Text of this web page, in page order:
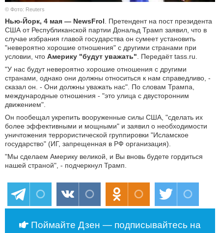
АВТО И МОТО
ЭГОИЗМ
БЛОГ
© Фото: Reuters
Нью-Йорк, 4 мая — NewsFrol. Претендент на пост президента
США от Республиканской партии Дональд Трамп заявил, что в
случае избрания главой государства он сумеет установить
"невероятно хорошие отношения" с другими странами при
условии, что Америку "будут уважать". Передаёт tass.ru.
"У нас будут невероятно хорошие отношения с другими
странами, однако они должны относиться к нам справедливо, -
сказал он. - Они должны уважать нас". По словам Трампа,
международные отношения - "это улица с двусторонним
движением".
Он пообещал укрепить вооруженные силы США, "сделать их
более эффективными и мощными" и заявил о необходимости
уничтожения террористической группировки "Исламское
государство" (ИГ, запрещенная в РФ организация).
"Мы сделаем Америку великой, и Вы вновь будете гордиться
нашей страной", - подчеркнул Трамп.
Поймайте Дзен — подписывайтесь на